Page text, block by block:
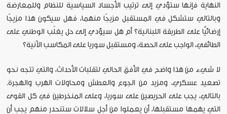
النهاية فإنها ستؤدي إلى ترتيب الأجساد السياسية للنظام وللمعارضة
وبالتالي ستشكل في المستقبل مزيجًا منهما، فهل سيكون هذا مزيجًا
إرضائيًّا على الطريقة اللبنانية؟ أم هل سيؤدي إلى حل يغلّب الوطني على
الطائفي، الواجب على الحصة، ومستقبل سوريا على المكاسب الآنية؟
لا شيء من هذا واضح في الأفق الحالي لتقلبات الأحداث، والتي تتجه نحو
تصعيد عسكري، ومزيد من الجوع والعطش ومحاولات الهرب والهجرة.
بالتالي، يجب على الحريصين على سوريا، وعلى المنخرطين في كل القوى
التي يهمها مستقبلها، أن يعملوا من أجل سلالات ستنحدر منهم يجب أن